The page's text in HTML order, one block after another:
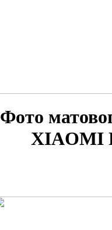
Фото
XIAOMI